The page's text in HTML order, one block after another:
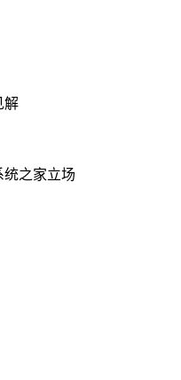
解
统之家立场